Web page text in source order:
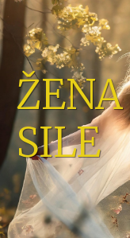
SILE